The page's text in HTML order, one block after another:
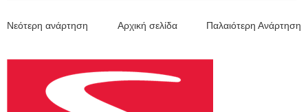
Νεότερη ανάρτηση Παλαιότερη Ανάρτηση
Αρχική σελίδα